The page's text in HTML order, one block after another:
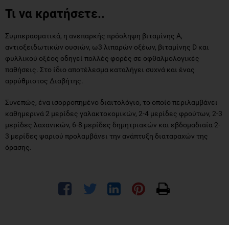
Τι να κρατήσετε..
Συμπερασματικά, η ανεπαρκής πρόσληψη βιταμίνης Α,
αντιοξειδωτικών ουσιών, ω3 λιπαρών οξέων, βιταμίνης D και
φυλλικού οξέος οδηγεί πολλές φορές σε οφθαλμολογικές
παθήσεις. Στο ίδιο αποτέλεσμα καταλήγει συχνά και ένας
αρρύθμιστος Διαβήτης.
Συνεπώς, ένα ισορροπημένο διαιτολόγιο, το οποίο περιλαμβάνει
καθημερινά 2 μερίδες γαλακτοκομικών, 2-4 μερίδες φρούτων, 2-3
μερίδες λαχανικών, 6-8 μερίδες δημητριακών και εβδομαδιαία 2-
3 μερίδες ψαριού προλαμβάνει την ανάπτυξη διαταραχών της
όρασης.